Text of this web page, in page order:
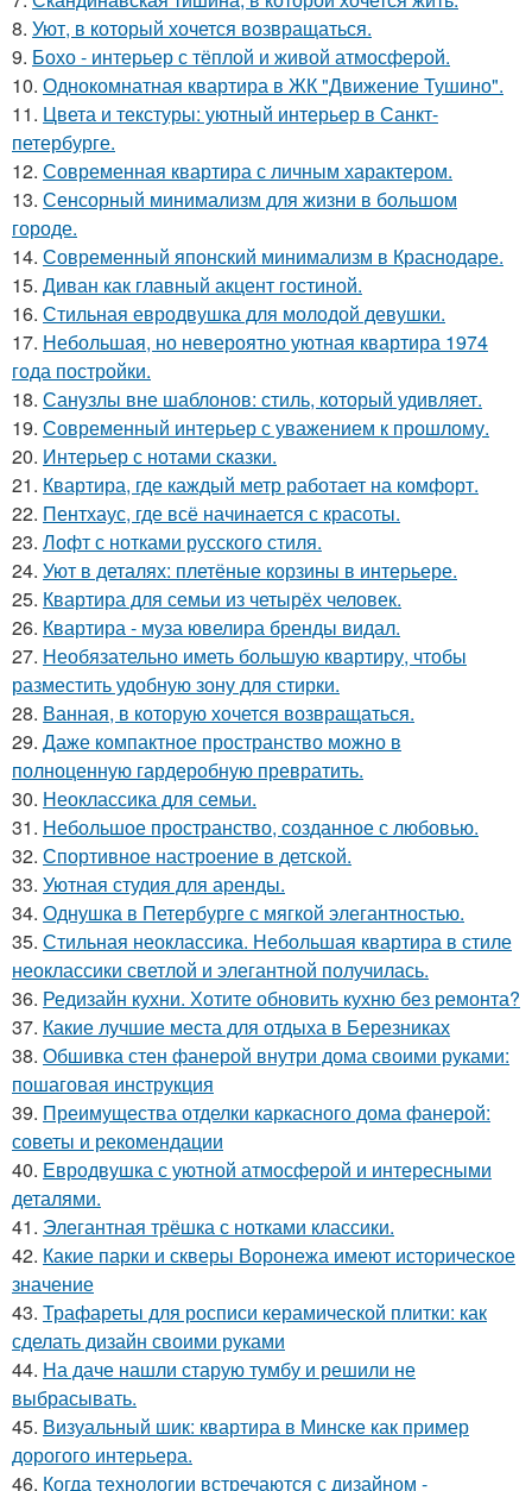
8. Уют, в который хочется возвращаться.
9. Бохо - интерьер с тёплой и живой атмосферой.
10. Однокомнатная квартира в ЖК "Движение Тушино".
11. Цвета и текстуры: уютный интерьер в Санкт-
петербурге.
12. Современная квартира с личным характером.
13. Сенсорный минимализм для жизни в большом
городе.
14. Современный японский минимализм в Краснодаре.
15. Диван как главный акцент гостиной.
16. Стильная евродвушка для молодой девушки.
17. Небольшая, но невероятно уютная квартира 1974
года постройки.
18. Санузлы вне шаблонов: стиль, который удивляет.
19. Современный интерьер с уважением к прошлому.
20. Интерьер с нотами сказки.
21. Квартира, где каждый метр работает на комфорт.
22. Пентхаус, где всё начинается с красоты.
23. Лофт с нотками русского стиля.
24. Уют в деталях: плетёные корзины в интерьере.
25. Квартира для семьи из четырёх человек.
26. Квартира - муза ювелира бренды видал.
27. Необязательно иметь большую квартиру, чтобы
разместить удобную зону для стирки.
28. Ванная, в которую хочется возвращаться.
29. Даже компактное пространство можно в
полноценную гардеробную превратить.
30. Неоклассика для семьи.
31. Небольшое пространство, созданное с любовью.
32. Спортивное настроение в детской.
33. Уютная студия для аренды.
34. Однушка в Петербурге с мягкой элегантностью.
35. Стильная неоклассика. Небольшая квартира в стиле
неоклассики светлой и элегантной получилась.
36. Редизайн кухни. Хотите обновить кухню без ремонта?
37. Какие лучшие места для отдыха в Березниках
38. Обшивка стен фанерой внутри дома своими руками:
пошаговая инструкция
39. Преимущества отделки каркасного дома фанерой:
советы и рекомендации
40. Евродвушка с уютной атмосферой и интересными
деталями.
41. Элегантная трёшка с нотками классики.
42. Какие парки и скверы Воронежа имеют историческое
значение
43. Трафареты для росписи керамической плитки: как
сделать дизайн своими руками
44. На даче нашли старую тумбу и решили не
выбрасывать.
45. Визуальный шик: квартира в Минске как пример
дорогого интерьера.
46. Когда технологии встречаются с дизайном -